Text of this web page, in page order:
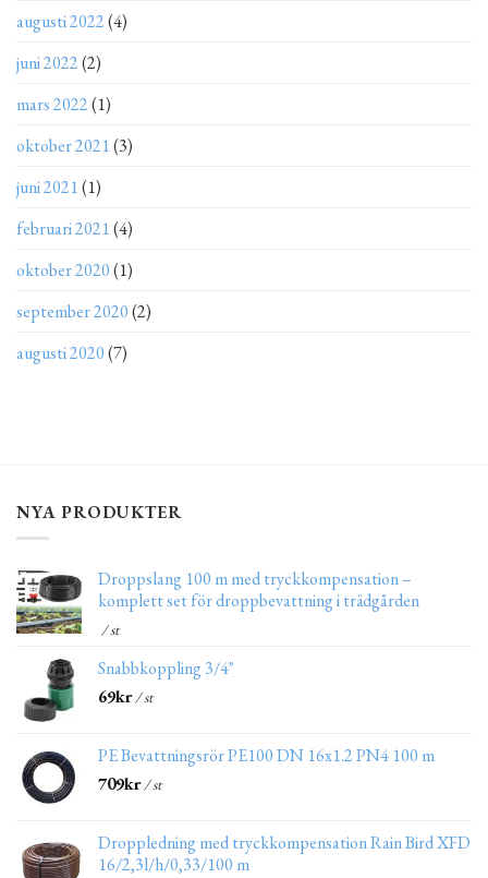
augusti 2022(4)
juni 2022(2)
mars 2022(1)
oktober 2021(3)
juni 2021(1)
februari 2021(4)
oktober 2020(1)
september 2020(2)
augusti 2020(7)
NYA PRODUKTER
Droppslang 100 m med tryckkompensation –
komplett set för droppbevattning i trädgården
/ st
Snabbkoppling 3/4"
69kr/ st
PE Bevattningsrör PE100 DN 16x1.2 PN4 100 m
709kr/ st
Droppledning med tryckkompensation Rain Bird XFD
16/2,3l/h/0,33/100 m